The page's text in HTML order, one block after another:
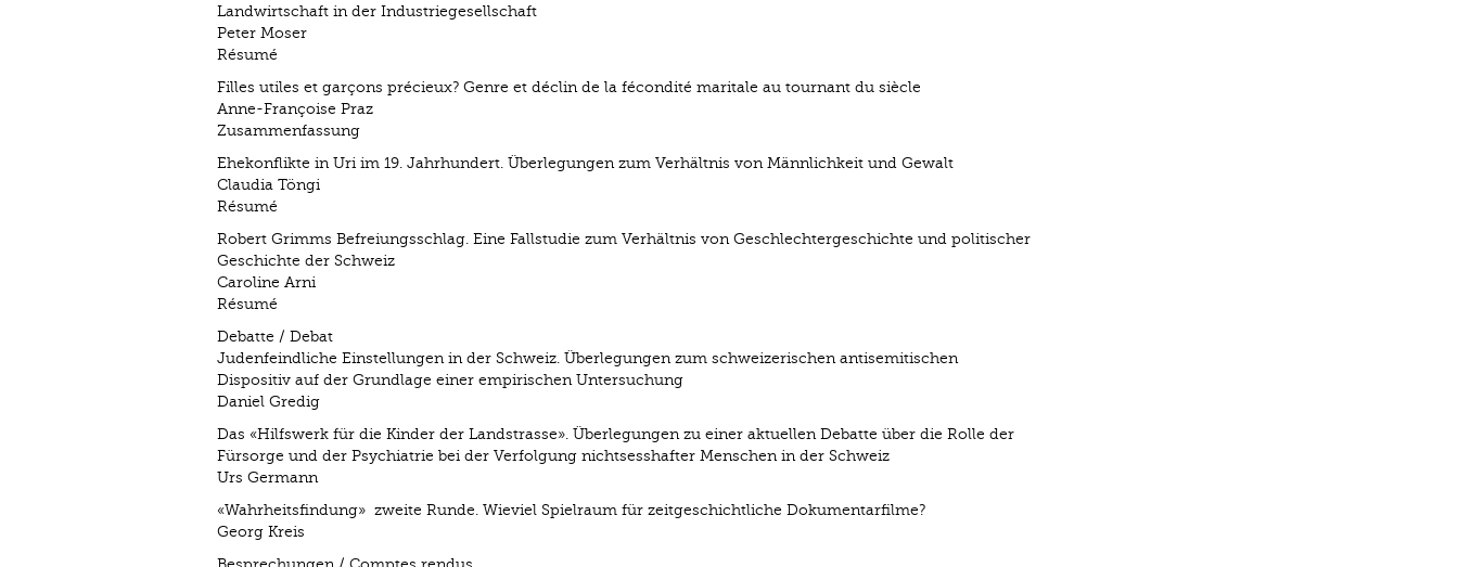
Landwirtschaft in der Industriegesellschaft
Peter Moser
Résumé
Filles utiles et garçons précieux? Genre et déclin de la fécondité maritale au tournant du siècle
Anne-Françoise Praz
Zusammenfassung
Ehekonflikte in Uri im 19. Jahrhundert. Überlegungen zum Verhältnis von Männlichkeit und Gewalt
Claudia Töngi
Résumé
Robert Grimms Befreiungsschlag. Eine Fallstudie zum Verhältnis von Geschlechtergeschichte und politischer
Geschichte der Schweiz
Caroline Arni
Résumé
Debatte / Debat
Judenfeindliche Einstellungen in der Schweiz. Überlegungen zum schweizerischen antisemitischen
Dispositiv auf der Grundlage einer empirischen Untersuchung
Daniel Gredig
Das «Hilfswerk für die Kinder der Landstrasse». Überlegungen zu einer aktuellen Debatte über die Rolle der
Fürsorge und der Psychiatrie bei der Verfolgung nichtsesshafter Menschen in der Schweiz
Urs Germann
«Wahrheitsfindung» ­ zweite Runde. Wieviel Spielraum für zeitgeschichtliche Dokumentarfilme?
Georg Kreis